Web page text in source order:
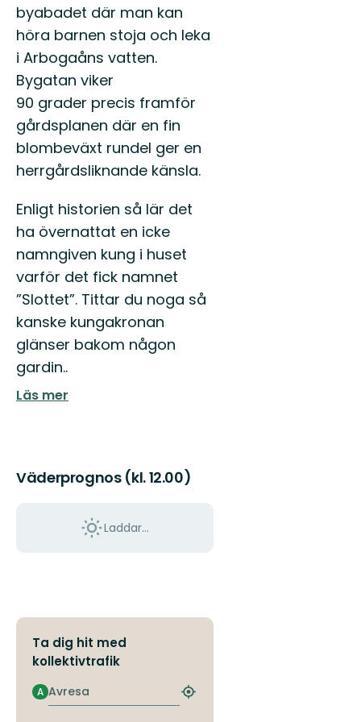
byabadet där man kan
höra barnen stoja och leka
i Arbogaåns vatten.
Bygatan viker
90 grader precis framför
gårdsplanen där en fin
blombeväxt rundel ger en
herrgårdsliknande känsla.
Enligt historien så lär det
ha övernattat en icke
namngiven kung i huset
varför det fick namnet
”Slottet”. Tittar du noga så
kanske kungakronan
glänser bakom någon
gardin..
Läs mer
Väderprognos (kl. 12.00)
Laddar...
Ta dig hit med
kollektivtrafik
Avresa
A
Hitta